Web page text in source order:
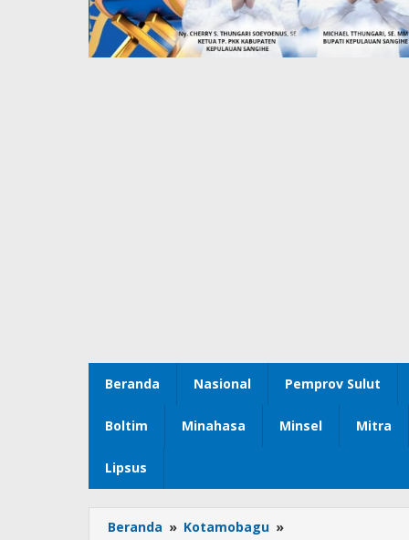
Beranda Nasional Pemprov Sulut
Boltim Minahasa Minsel Mitra
Lipsus
Beranda » Kotamobagu »